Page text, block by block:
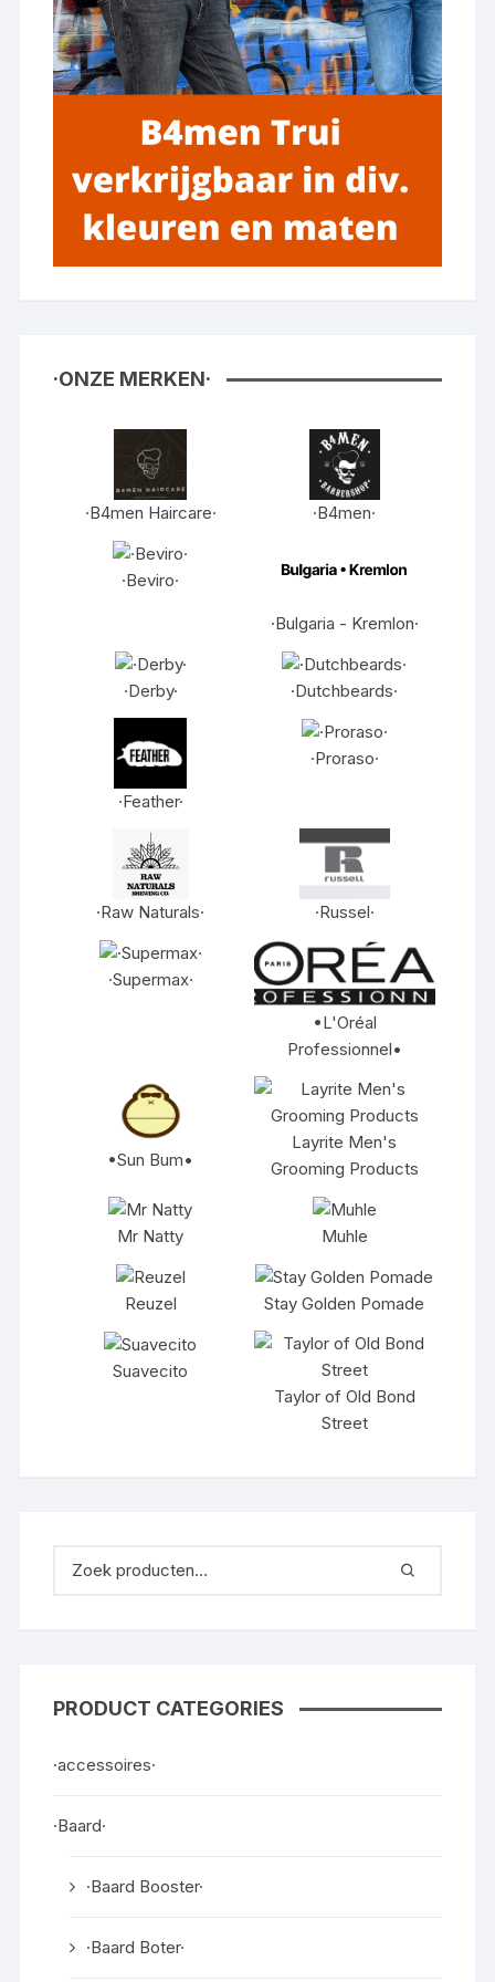
·ONZE MERKEN·
·B4men Haircare· ·B4men·
·Beviro·
·Bulgaria - Kremlon·
·Derby· ·Dutchbeards·
·Feather·
·Proraso·
·Raw Naturals· ·Russel·
·Supermax·
•L'Oréal
Professionnel•
•Sun Bum•
Layrite Men's
Grooming Products
Mr Natty Muhle
Reuzel Stay Golden Pomade
Suavecito
Taylor of Old Bond
Street
PRODUCT CATEGORIES
·accessoires·
·Baard·
·Baard Booster·
·Baard Boter·